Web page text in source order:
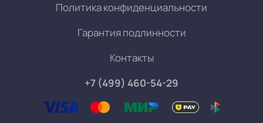
Политика конфиденциальности
Гарантия подлинности
Контакты
+7 (499) 460-54-29